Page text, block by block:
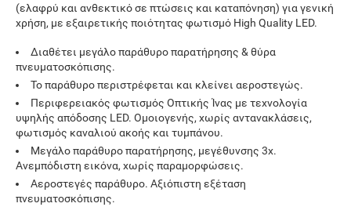
(ελαφρύ και ανθεκτικό σε πτώσεις και καταπόνηση) για γενική
χρήση, με εξαιρετικής ποιότητας φωτισμό High Quality LED.
Διαθέτει μεγάλο παράθυρο παρατήρησης & θύρα
πνευματοσκόπισης.
Το παράθυρο περιστρέφεται και κλείνει αεροστεγώς.
Περιφερειακός φωτισμός Οπτικής Ίνας µε τεχνολογία
υψηλής απόδοσης LED. Ομοιογενής, χωρίς αντανακλάσεις,
φωτισμός καναλιού ακοής και τυµπάνου.
Μεγάλο παράθυρο παρατήρησης, μεγέθυνσης 3x.
Ανεμπόδιστη εικόνα, χωρίς παραμορφώσεις.
Αεροστεγές παράθυρο. Αξιόπιστη εξέταση
πνευματοσκόπισης.